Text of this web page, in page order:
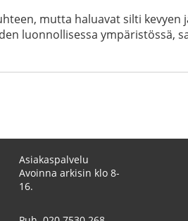
mutta haluavat silti kevyen
luonnollisessa ympäristössä,
Asiakaspalvelu
Avoinna arkisin klo 8-
16.